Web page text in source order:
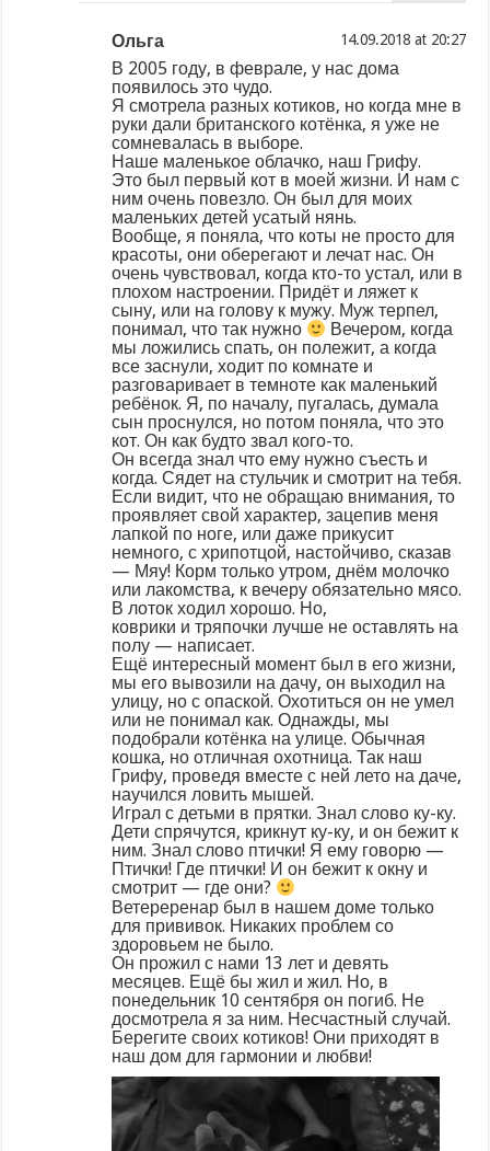
Ольга at
В 2005 году, в феврале, у нас дома
появилось это чудо.
Я смотрела разных котиков, но когда мне в
руки дали британского котёнка, я уже не
сомневалась в выборе.
Наше маленькое облачко, наш Грифу.
Это был первый кот в моей жизни. И нам с
ним очень повезло. Он был для моих
маленьких детей усатый нянь.
Вообще, я поняла, что коты не просто для
красоты, они оберегают и лечат нас. Он
очень чувствовал, когда кто-то устал, или в
плохом настроении. Придёт и ляжет к
сыну, или на голову к мужу. Муж терпел,
понимал, что так нужно
Вечером, когда
мы ложились спать, он полежит, а когда
все заснули, ходит по комнате и
разговаривает в темноте как маленький
ребёнок. Я, по началу, пугалась, думала
сын проснулся, но потом поняла, что это
кот. Он как будто звал кого-то.
Он всегда знал что ему нужно съесть и
когда. Сядет на стульчик и смотрит на тебя.
Если видит, что не обращаю внимания, то
проявляет свой характер, зацепив меня
лапкой по ноге, или даже прикусит
немного, с хрипотцой, настойчиво, сказав
— Мяу! Корм только утром, днём молочко
или лакомства, к вечеру обязательно мясо.
В лоток ходил хорошо. Но,
коврики и тряпочки лучше не оставлять на
полу — написает.
Ещё интересный момент был в его жизни,
мы его вывозили на дачу, он выходил на
улицу, но с опаской. Охотиться он не умел
или не понимал как. Однажды, мы
подобрали котёнка на улице. Обычная
кошка, но отличная охотница. Так наш
Грифу, проведя вместе с ней лето на даче,
научился ловить мышей.
Играл с детьми в прятки. Знал слово ку-ку.
Дети спрячутся, крикнут ку-ку, и он бежит к
ним. Знал слово птички! Я ему говорю —
Птички! Где птички! И он бежит к окну и
смотрит — где они?
Ветереренар был в нашем доме только
для прививок. Никаких проблем со
здоровьем не было.
Он прожил с нами 13 лет и девять
месяцев. Ещё бы жил и жил. Но, в
понедельник 10 сентября он погиб. Не
досмотрела я за ним. Несчастный случай.
Берегите своих котиков! Они приходят в
наш дом для гармонии и любви!